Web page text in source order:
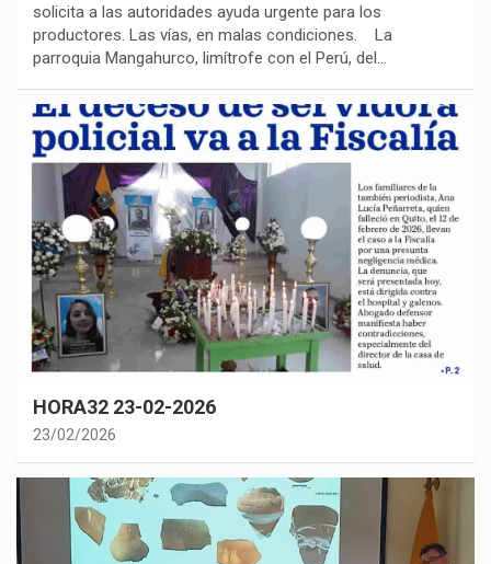
solicita a las autoridades ayuda urgente para los
productores. Las vías, en malas condiciones. La
parroquia Mangahurco, limítrofe con el Perú, del…
HORA32 23-02-2026
23/02/2026